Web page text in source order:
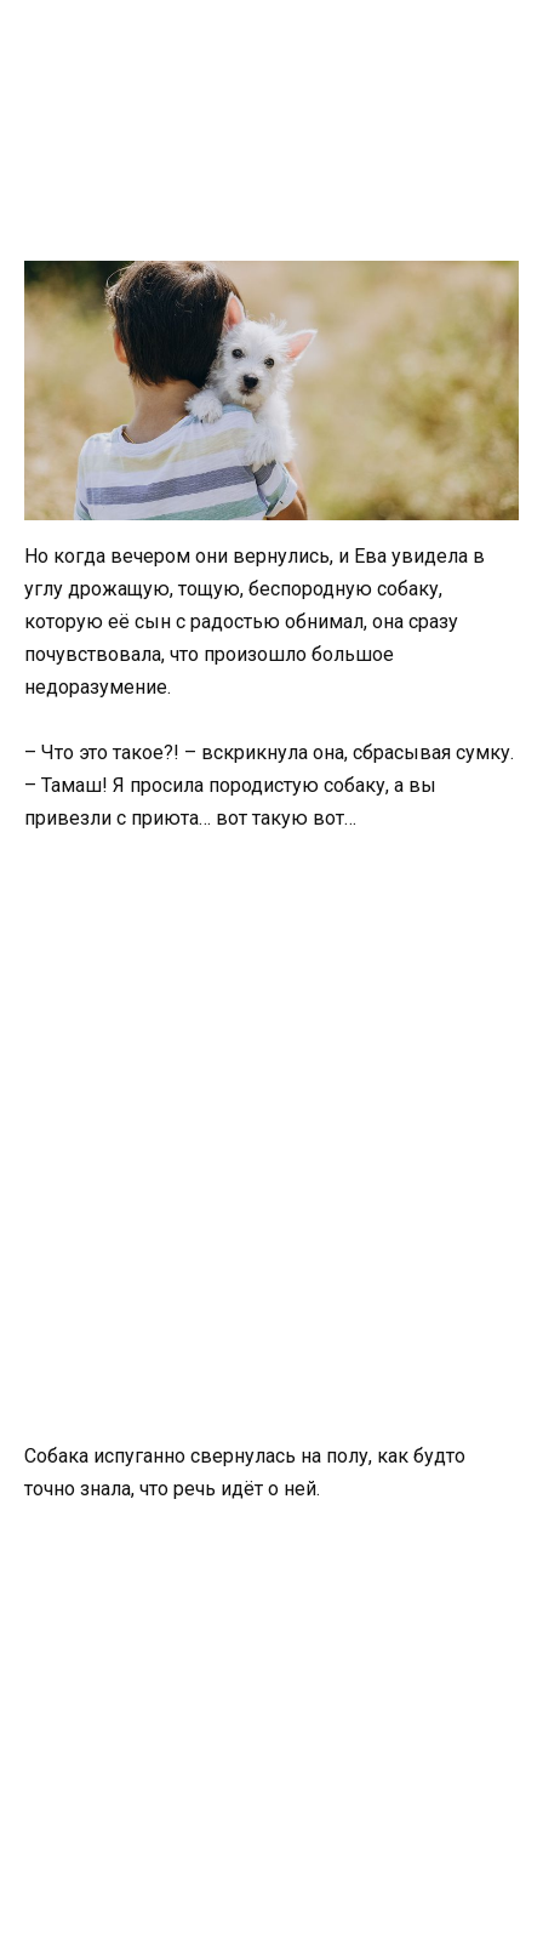
Но когда вечером они вернулись, и Ева увидела в
углу дрожащую, тощую, беспородную собаку,
которую её сын с радостью обнимал, она сразу
почувствовала, что произошло большое
недоразумение.
– Что это такое?! – вскрикнула она, сбрасывая сумку.
– Тамаш! Я просила породистую собаку, а вы
привезли с приюта… вот такую вот…
Собака испуганно свернулась на полу, как будто
точно знала, что речь идёт о ней.